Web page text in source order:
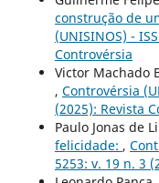
construção de
(UNISINOS) -
Controvérsia
Victor Machado
, Controvérsia
(2025): Revista
Paulo Jonas de
felicidade: ,
5253: v. 19 n. 3